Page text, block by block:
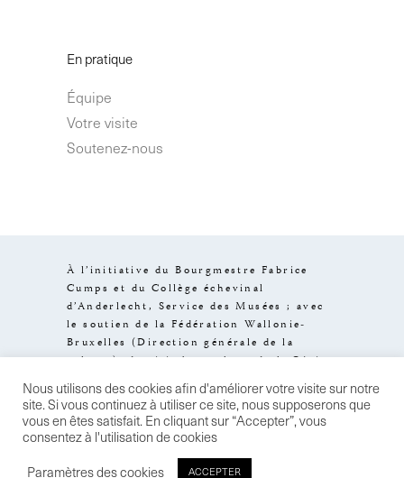
En pratique
Équipe
Votre visite
Soutenez-nous
À l’initiative du Bourgmestre Fabrice
Cumps et du Collège échevinal
d’Anderlecht, Service des Musées ; avec
le soutien de la Fédération Wallonie-
Bruxelles (Direction générale de la
culture), de visit.brussels et de la Région
de Bruxelles-Capitale.
Design byStereo–Mentions legales–
Conditions de vente– Politique de
confidentialité
Nous utilisons des cookies afin d'améliorer votre visite sur notre
site. Si vous continuez à utiliser ce site, nous supposerons que
vous en êtes satisfait. En cliquant sur “Accepter”, vous
consentez à l'utilisation de cookies
Paramètres des cookies
ACCEPTER